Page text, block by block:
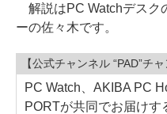
解説はPC Watchデスク
ーの佐々木です。
【公式チャンネル “PAD”チ
PC Watch、AKIBA PC
PORTが共同でお届け